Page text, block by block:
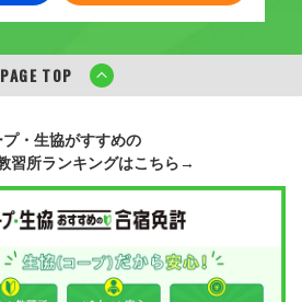
PAGE TOP
プ・生協がすすめの
習所ランキングはこちら→